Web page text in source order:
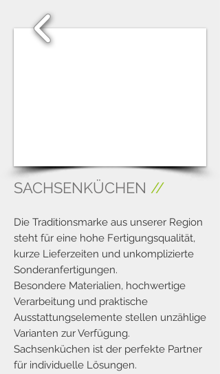
SACHSENKÜCHEN //
Die Traditionsmarke aus unserer Region
steht für eine hohe Fertigungsqualität,
kurze Lieferzeiten und unkomplizierte
Sonderanfertigungen.
Besondere Materialien, hochwertige
Verarbeitung und praktische
Ausstattungselemente stellen unzählige
Varianten zur Verfügung.
Sachsenküchen ist der perfekte Partner
für individuelle Lösungen.